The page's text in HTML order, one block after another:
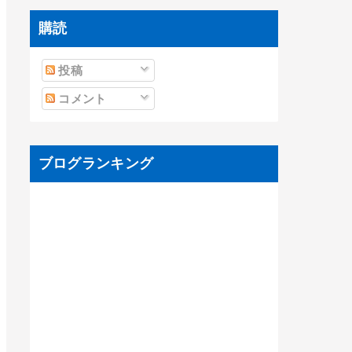
購読
投稿
コメント
ブログランキング